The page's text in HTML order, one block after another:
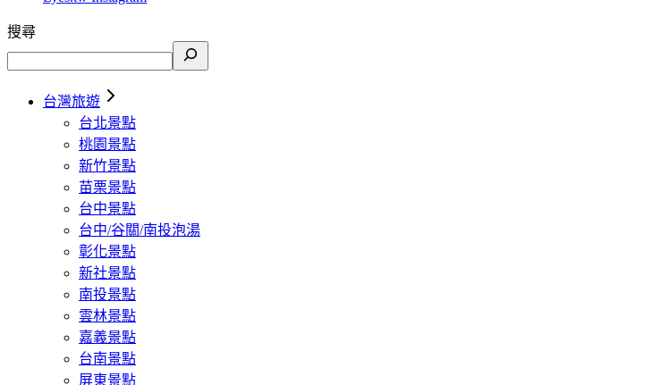
搜尋
台灣旅遊
台北景點
桃園景點
新竹景點
苗栗景點
台中景點
台中/谷關/南投泡湯
彰化景點
新社景點
南投景點
雲林景點
嘉義景點
台南景點
屏東景點